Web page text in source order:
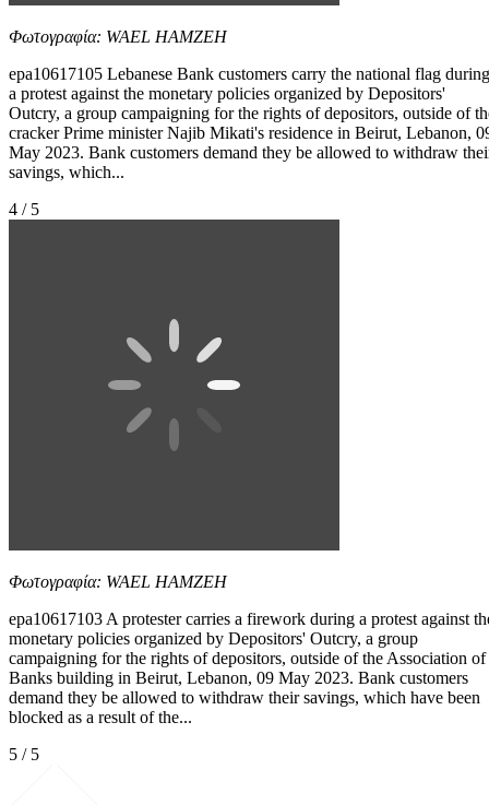
Φωτογραφία: WAEL HAMZEH
epa10617105 Lebanese Bank customers carry the national flag during
a protest against the monetary policies organized by Depositors'
Outcry, a group campaigning for the rights of depositors, outside of
cracker Prime minister Najib Mikati's residence in Beirut, Lebanon,
May 2023. Bank customers demand they be allowed to withdraw
savings, which...
4 / 5
Φωτογραφία: WAEL HAMZEH
epa10617103 A protester carries a firework during a protest against
monetary policies organized by Depositors' Outcry, a group
campaigning for the rights of depositors, outside of the Association of
Banks building in Beirut, Lebanon, 09 May 2023. Bank customers
demand they be allowed to withdraw their savings, which have been
blocked as a result of the...
5 / 5